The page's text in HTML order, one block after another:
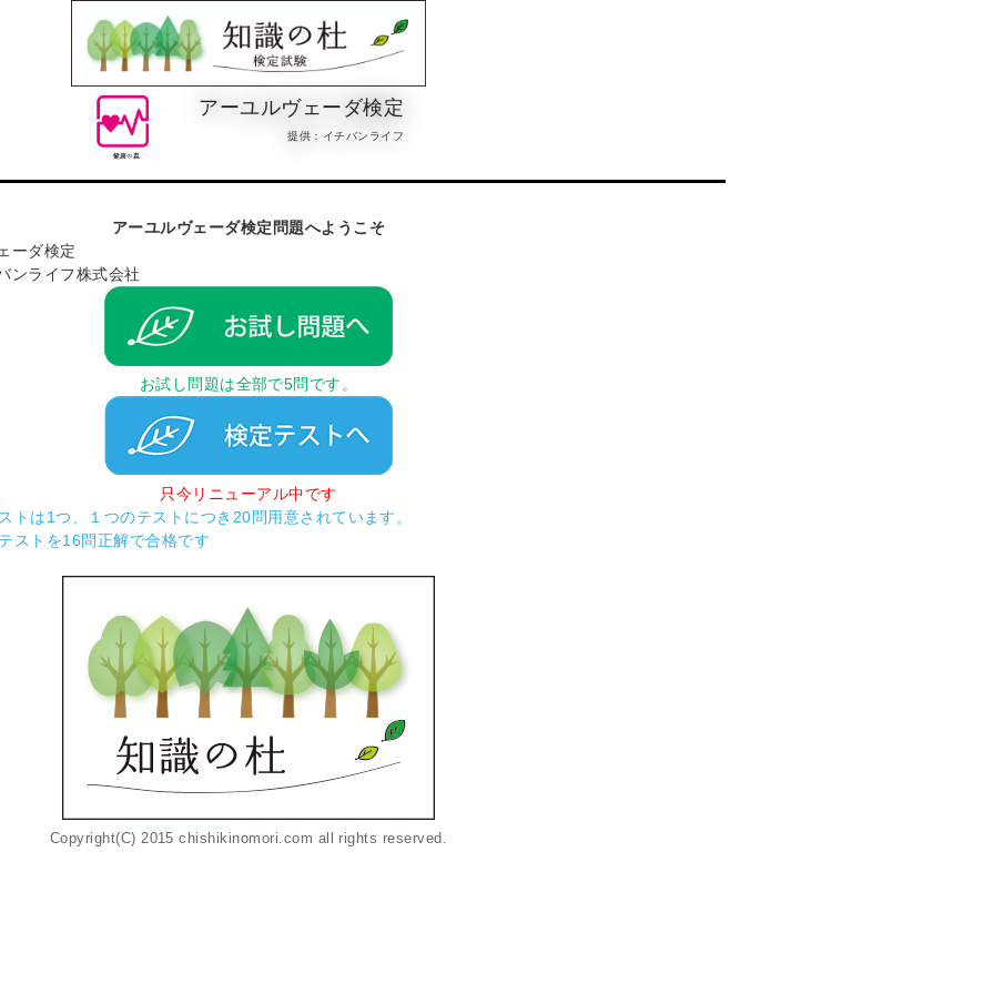
アーユルヴェーダ検定
提供：イチバンライフ
アーユルヴェーダ検定問題へようこそ
ーダ検定
ンライフ株式会社
お試し問題は全部で5問です。
只今リニューアル中です
トは1つ、１つのテストにつき20問用意されています。
ストを16問正解で合格です
Copyright(C) 2015 chishikinomori.com all rights reserved.